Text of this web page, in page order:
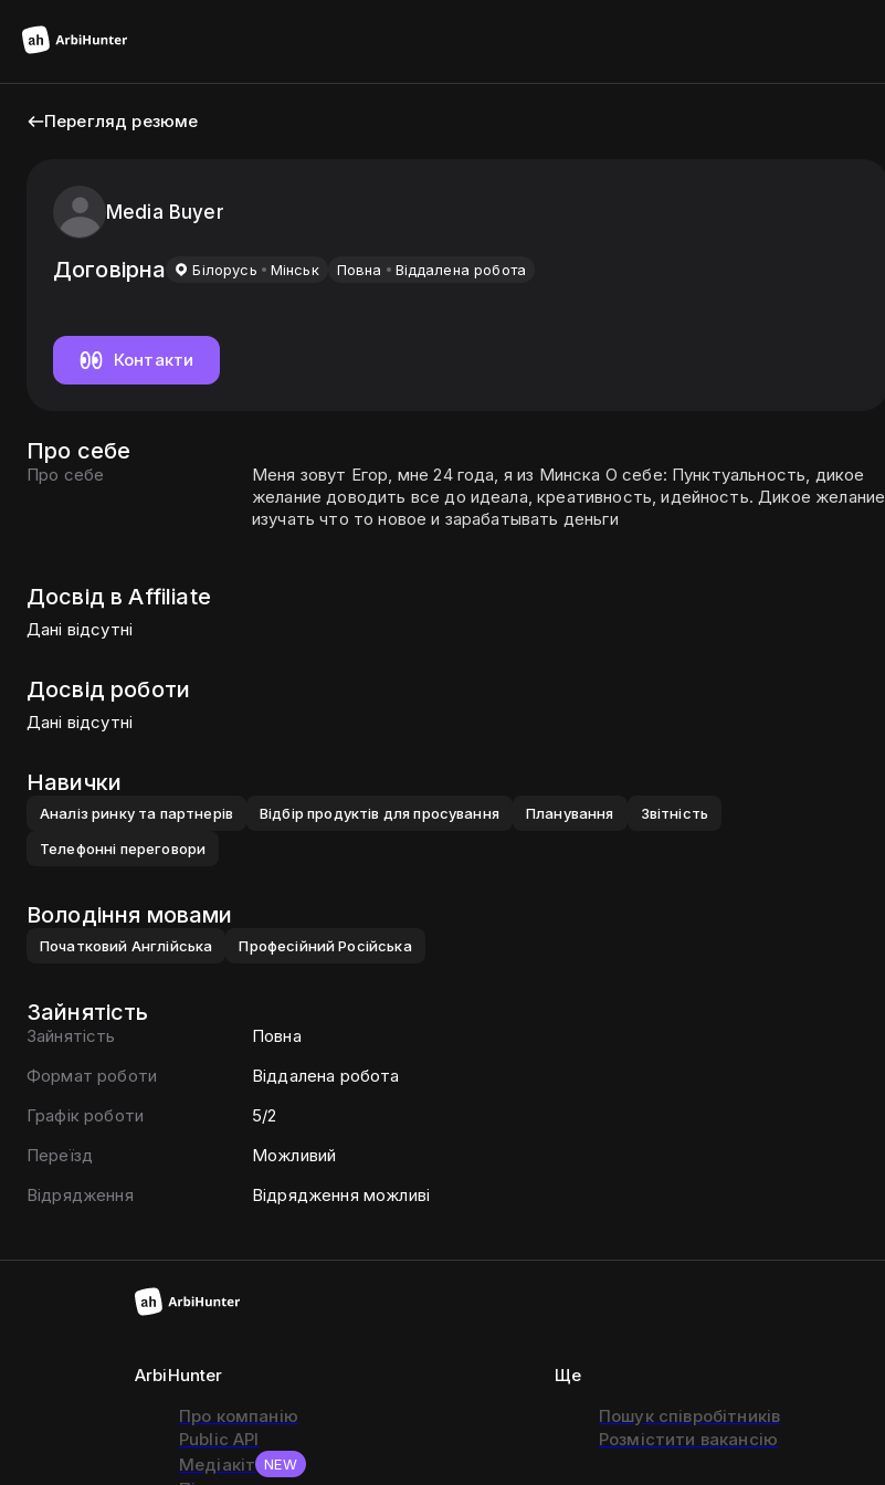
Перегляд резюме
Media Buyer
Договірна Бiлорусь Мiнськ Повна Віддалена робота
Контакти
Про себе
Про себе
Меня зовут Егор, мне 24 года, я из Минска О себе: Пунктуальность, дикое
желание доводить все до идеала, креативность, идейность. Дикое желание
изучать что то новое и зарабатывать деньги
Досвід в Affiliate
Дані відсутні
Досвід роботи
Дані відсутні
Навички
Аналiз ринку та партнерiв Вiдбiр продуктiв для просування Планування
Звiтнiсть
Телефоннi переговори
Володіння мовами
Початковий Англiйська Професiйний Росiйська
Зайнятість
Зайнятість
Повна
Формат роботи
Віддалена робота
Графік роботи
5/2
Переїзд
Можливий
Відрядження
Відрядження можливі
ArbiHunter
Про компанію
Public API
Медіакіт NEW
Ще
Пошук співробітників
Розмістити вакансію